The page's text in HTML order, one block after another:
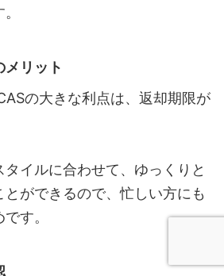
メリット
の大きな利点は、返却期限が
タイルに合わせて、ゆっくりと
ができるので、忙しい方にも
す。